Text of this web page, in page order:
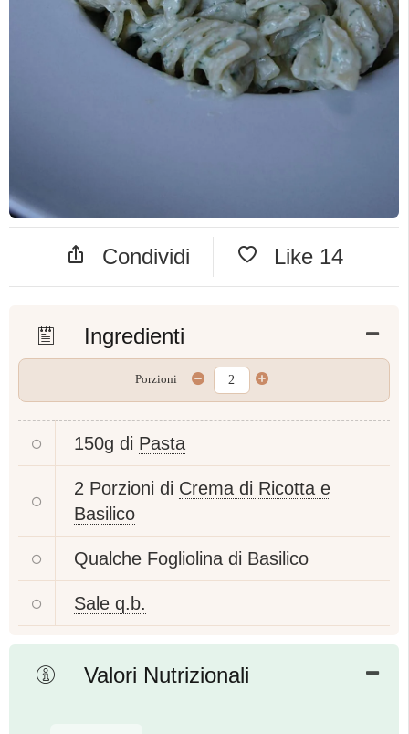
Condividi Like 14
Ingredienti
Porzioni
150g di Pasta
2 Porzioni di Crema di Ricotta e
Basilico
Qualche Fogliolina di Basilico
Sale q.b.
Valori Nutrizionali